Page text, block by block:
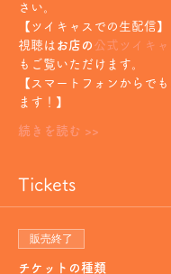
さい。
【ツイキャスでの生配信】
視聴は お店の 公式ツイキャ
もご覧いただけます。
【スマートフォンからで
ます！】
続きを読む >>
Tickets
販売終了
チケットの種類